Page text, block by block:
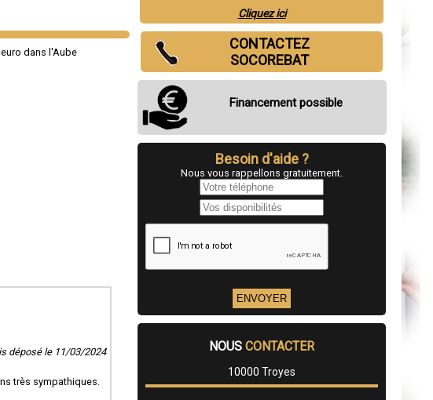
déposé le 11/03/2024
très sympathiques.
Cliquez ici
CONTACTEZ
SOCOREBAT
Financement possible
Besoin d'aide ?
Nous vous rappellons gratuitement.
NOUS CONTACTER
10000 Troyes